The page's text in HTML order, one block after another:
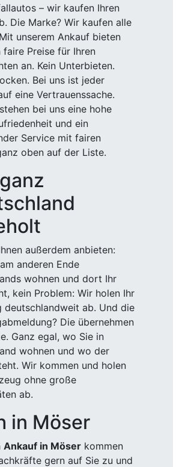
– wir kaufen Ihren
Die Marke? Wir kaufen alle
unserem Ankauf bieten
faire Preise für Ihren
an. Kein Unterbieten.
Bei uns ist jeder
eine Vertrauenssache.
bei uns eine hohe
und ein
Service mit fairen
oben auf der Liste.
außerdem anbieten:
anderen Ende
wohnen und dort Ihr
kein Problem: Wir holen Ihr
deutschlandweit ab. Und die
Die übernehmen
Ganz egal, wo Sie in
wohnen und wo der
Wir kommen und holen
ohne große
ab.
in Möser
Ankauf in Möser kommen
gern auf Sie zu und